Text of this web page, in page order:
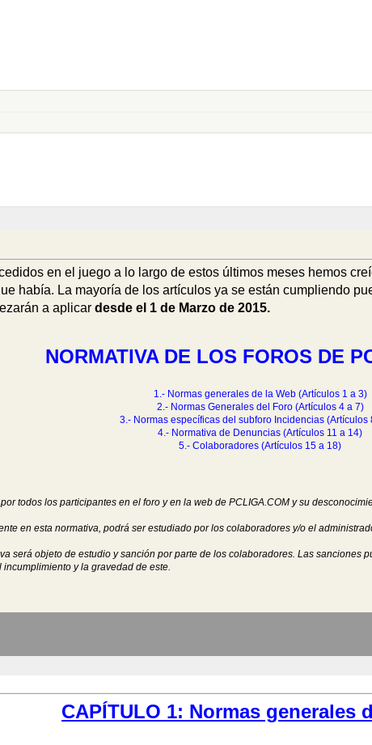
en el juego a lo largo de estos últimos meses hemos
había. La mayoría de los artículos ya se están cumpliendo
a aplicar desde el 1 de Marzo de 2015.
NORMATIVA DE LOS FOROS DE
1.- Normas generales de la Web (Artículos 1 a 3)
2.- Normas Generales del Foro (Artículos 4 a 7)
3.- Normas específicas del subforo Incidencias (Artículos
4.- Normativa de Denuncias (Artículos 11 a 14)
5.- Colaboradores (Artículos 15 a 18)
todos los participantes en el foro y en la web de PCLIGA.COM y su
en esta normativa, podrá ser estudiado por los colaboradores y/o el
será objeto de estudio y sanción por parte de los colaboradores. Las sanciones
y la gravedad de este.
CAPÍTULO 1: Normas generales